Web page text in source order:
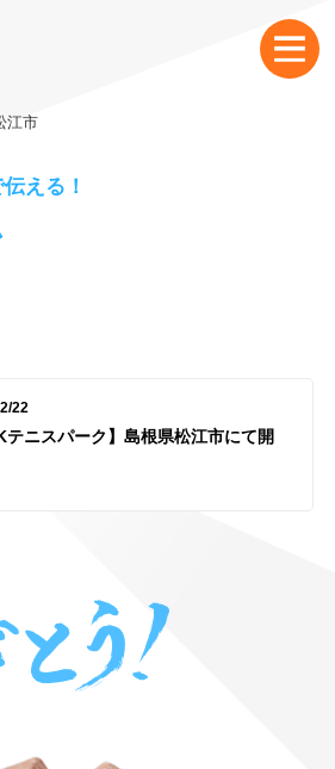
江市
える！
22
テニスパーク】島根県松江市にて開